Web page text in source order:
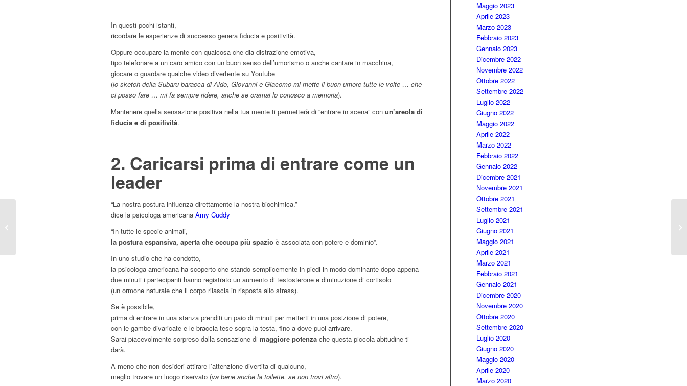
In questi pochi istanti,
ricordare le esperienze di successo genera fiducia e positività.
Oppure occupare la mente con qualcosa che dia distrazione emotiva,
tipo telefonare a un caro amico con un buon senso dell’umorismo o anche cantare in macchina,
giocare o guardare qualche video divertente su Youtube
(lo sketch della Subaru baracca di Aldo, Giovanni e Giacomo mi mette il buon umore tutte le volte … che
ci posso fare … mi fa sempre ridere, anche se oramai lo conosco a memoria).
Mantenere quella sensazione positiva nella tua mente ti permetterà di “entrare in scena” con un’areola di
fiducia e di positività.
2. Caricarsi prima di entrare come un
leader
“La nostra postura influenza direttamente la nostra biochimica.”
dice la psicologa americana Amy Cuddy
“In tutte le specie animali,
la postura espansiva, aperta che occupa più spazio è associata con potere e dominio”.
In uno studio che ha condotto,
la psicologa americana ha scoperto che stando semplicemente in piedi in modo dominante dopo appena
due minuti i partecipanti hanno registrato un aumento di testosterone e diminuzione di cortisolo
(un ormone naturale che il corpo rilascia in risposta allo stress).
Se è possibile,
prima di entrare in una stanza prenditi un paio di minuti per metterti in una posizione di potere,
con le gambe divaricate e le braccia tese sopra la testa, fino a dove puoi arrivare.
Sarai piacevolmente sorpreso dalla sensazione di maggiore potenza che questa piccola abitudine ti
darà.
A meno che non desideri attirare l’attenzione divertita di qualcuno,
meglio trovare un luogo riservato (va bene anche la toilette, se non trovi altro).
Maggio 2023
Aprile 2023
Marzo 2023
Febbraio 2023
Gennaio 2023
Dicembre 2022
Novembre 2022
Ottobre 2022
Settembre 2022
Luglio 2022
Giugno 2022
Maggio 2022
Aprile 2022
Marzo 2022
Febbraio 2022
Gennaio 2022
Dicembre 2021
Novembre 2021
Ottobre 2021
Settembre 2021
Luglio 2021
Giugno 2021
Maggio 2021
Aprile 2021
Marzo 2021
Febbraio 2021
Gennaio 2021
Dicembre 2020
Novembre 2020
Ottobre 2020
Settembre 2020
Luglio 2020
Giugno 2020
Maggio 2020
Aprile 2020
Marzo 2020